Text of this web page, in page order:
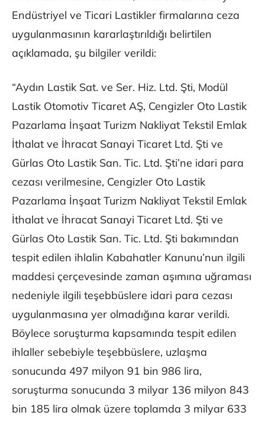
Endüstriyel ve Ticari Lastikler firmalarına ceza
uygulanmasının kararlaştırıldığı belirtilen
açıklamada, şu bilgiler verildi:
“Aydın Lastik Sat. ve Ser. Hiz. Ltd. Şti, Modül
Lastik Otomotiv Ticaret AŞ, Cengizler Oto Lastik
Pazarlama İnşaat Turizm Nakliyat Tekstil Emlak
İthalat ve İhracat Sanayi Ticaret Ltd. Şti ve
Gürlas Oto Lastik San. Tic. Ltd. Şti’ne idari para
cezası verilmesine, Cengizler Oto Lastik
Pazarlama İnşaat Turizm Nakliyat Tekstil Emlak
İthalat ve İhracat Sanayi Ticaret Ltd. Şti ve
Gürlas Oto Lastik San. Tic. Ltd. Şti bakımından
tespit edilen ihlalin Kabahatler Kanunu’nun ilgili
maddesi çerçevesinde zaman aşımına uğraması
nedeniyle ilgili teşebbüslere idari para cezası
uygulanmasına yer olmadığına karar verildi.
Böylece soruşturma kapsamında tespit edilen
ihlaller sebebiyle teşebbüslere, uzlaşma
sonucunda 497 milyon 91 bin 986 lira,
soruşturma sonucunda 3 milyar 136 milyon 843
bin 185 lira olmak üzere toplamda 3 milyar 633